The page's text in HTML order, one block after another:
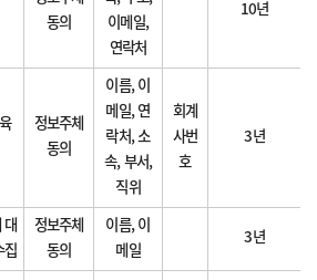
동의
이메일,
연락처
10년
정보주체
동의
이름, 이
메일, 연
락처, 소
속, 부서,
직위
회계
사번
호
3년
대
집
정보주체
동의
이름, 이
메일
3년